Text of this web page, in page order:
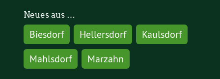
Neues aus …
Biesdorf Hellersdorf
Kaulsdorf
Mahlsdorf
Marzahn